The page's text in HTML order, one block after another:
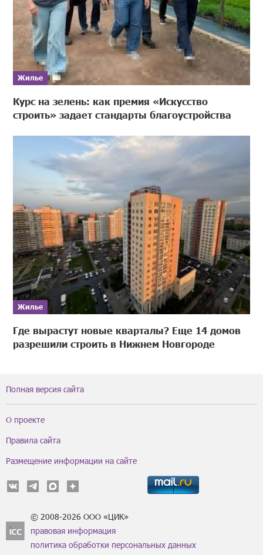
Жилье
Курс на зелень: как премия «Искусство
строить» задает стандарты благоустройства
Жилье
Где вырастут новые кварталы? Еще 14 домов
разрешили строить в Нижнем Новгороде
Полная версия сайта
О проекте
Правила сайта
Размещение информации на сайте
© 2008-2026 ООО «ЦИК»
правовая информация
политика обработки персональных данных